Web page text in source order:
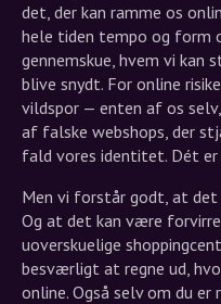
det, der kan ramme os
hele tiden tempo og form
gennemskue, hvem vi kan
blive snydt. For online
vildspor — enten af os
af falske webshops, der
fald vores identitet. Dét
Men vi forstår godt, at
Og at det kan være
uoverskuelige
besværligt at regne ud,
online. Også selv om du